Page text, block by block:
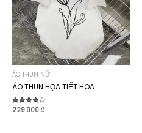
ÁO THUN NỮ
ÁO THUN HỌA TIẾT HOA
Được xếp
229.000 ₫